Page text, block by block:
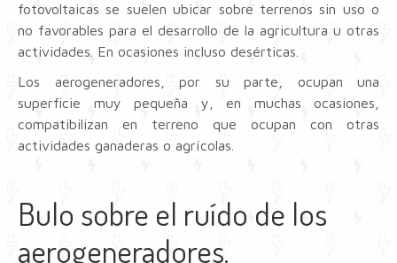
fotovoltaicas se suelen ubicar sobre terrenos sin uso o
no favorables para el desarrollo de la agricultura u otras
actividades. En ocasiones incluso desérticas.
Los aerogeneradores, por su parte, ocupan una
superficie muy pequeña y, en muchas ocasiones,
compatibilizan en terreno que ocupan con otras
actividades ganaderas o agrícolas.
Bulo sobre el ruído de los
aerogeneradores.